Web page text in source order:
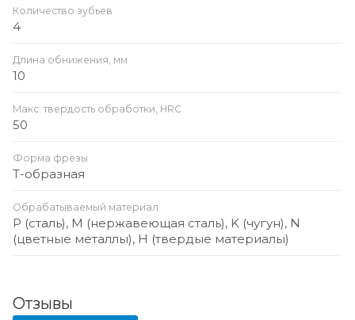
Количество зубьев
4
Длина обнижения, мм
10
Макс. твердость обработки, HRC
50
Форма фрезы
Т-образная
Обрабатываемый материал
P (сталь), M (нержавеющая сталь), K (чугун), N
(цветные металлы), H (твердые материалы)
Отзывы